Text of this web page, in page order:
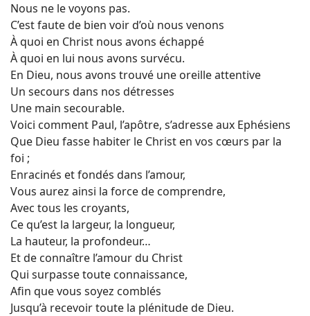
Nous ne le voyons pas.
C’est faute de bien voir d’où nous venons
À quoi en Christ nous avons échappé
À quoi en lui nous avons survécu.
En Dieu, nous avons trouvé une oreille attentive
Un secours dans nos détresses
Une main secourable.
Voici comment Paul, l’apôtre, s’adresse aux Ephésiens
Que Dieu fasse habiter le Christ en vos cœurs par la
foi ;
Enracinés et fondés dans l’amour,
Vous aurez ainsi la force de comprendre,
Avec tous les croyants,
Ce qu’est la largeur, la longueur,
La hauteur, la profondeur…
Et de connaître l’amour du Christ
Qui surpasse toute connaissance,
Afin que vous soyez comblés
Jusqu’à recevoir toute la plénitude de Dieu.